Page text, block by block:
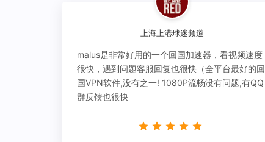
上海上港球迷频道
malus是非常好用的一个回国加速器，看视频速度
很快，遇到问题客服回复也很快（全平台最好的回
国VPN软件,没有之一! 1080P流畅没有问题,有QQ
群反馈也很快